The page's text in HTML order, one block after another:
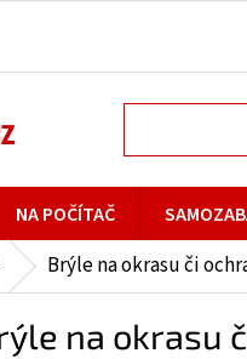
NA POČÍTAČ
Brýle na okrasu či
na okrasu